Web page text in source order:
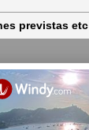
previstas etc